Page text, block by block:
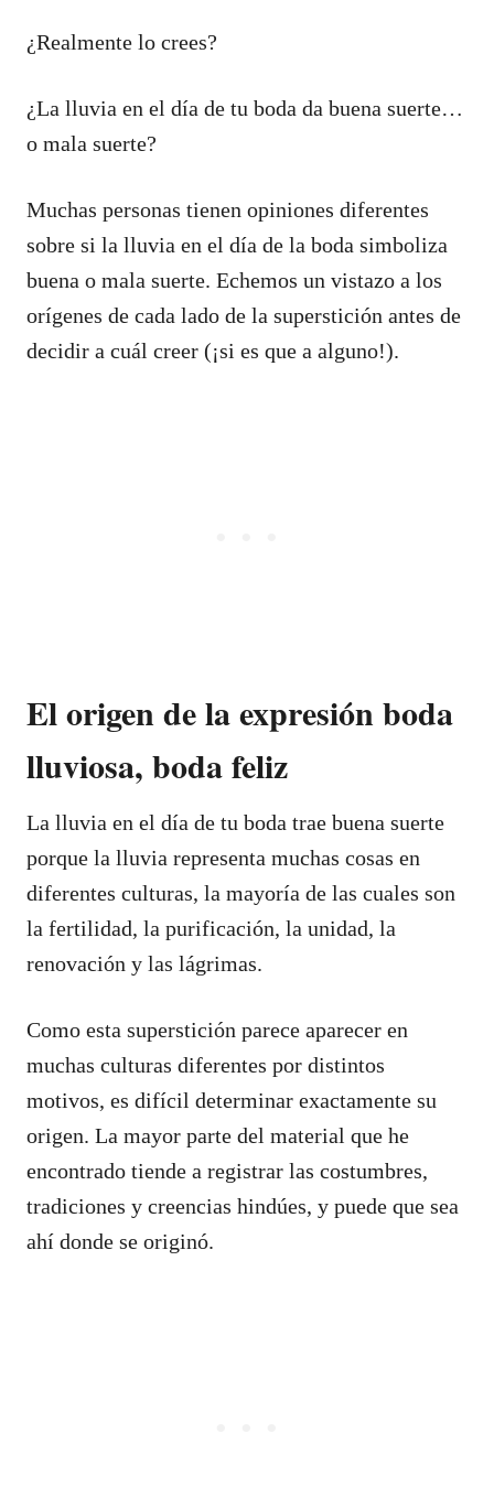
¿Realmente lo crees?
¿La lluvia en el día de tu boda da buena suerte…
o mala suerte?
Muchas personas tienen opiniones diferentes
sobre si la lluvia en el día de la boda simboliza
buena o mala suerte. Echemos un vistazo a los
orígenes de cada lado de la superstición antes de
decidir a cuál creer (¡si es que a alguno!).
El origen de la expresión boda
lluviosa, boda feliz
La lluvia en el día de tu boda trae buena suerte
porque la lluvia representa muchas cosas en
diferentes culturas, la mayoría de las cuales son
la fertilidad, la purificación, la unidad, la
renovación y las lágrimas.
Como esta superstición parece aparecer en
muchas culturas diferentes por distintos
motivos, es difícil determinar exactamente su
origen. La mayor parte del material que he
encontrado tiende a registrar las costumbres,
tradiciones y creencias hindúes, y puede que sea
ahí donde se originó.